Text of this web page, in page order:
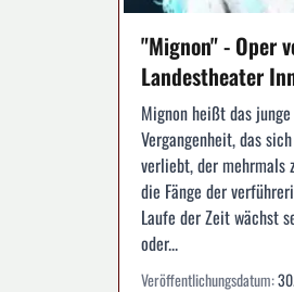
"Mignon" - Oper
Landestheater
Mignon heißt das
Vergangenheit, das
verliebt, der mehrmals
die Fänge der
Laufe der Zeit wächst
oder...
Veröffentlichungsdatum: